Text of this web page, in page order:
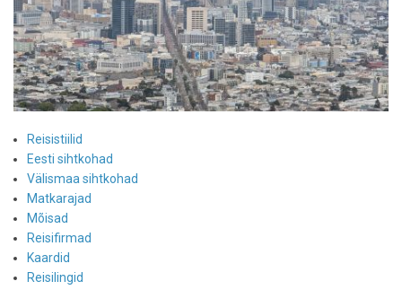
Reisistiilid
Eesti sihtkohad
Välismaa sihtkohad
Matkarajad
Mõisad
Reisifirmad
Kaardid
Reisilingid